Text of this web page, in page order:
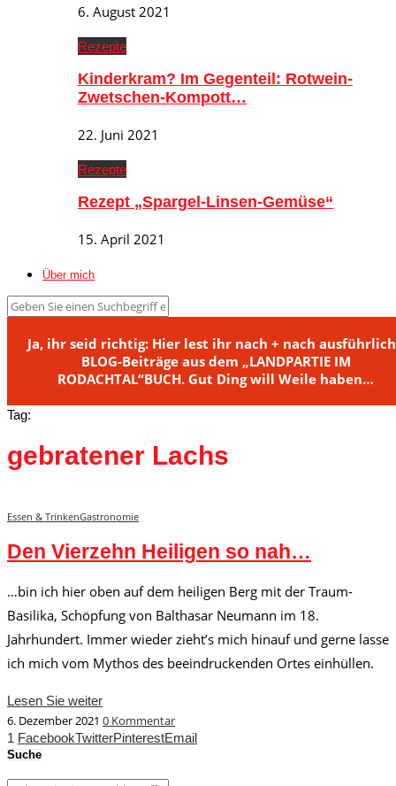
6. August 2021
Rezepte
Kinderkram? Im Gegenteil: Rotwein-
Zwetschen-Kompott…
22. Juni 2021
Rezepte
Rezept „Spargel-Linsen-Gemüse“
15. April 2021
Über mich
Ja, ihr seid richtig: Hier lest ihr nach + nach
BLOG-Beiträge aus dem „LANDPARTIE IM
RODACHTAL“BUCH. Gut Ding will Weile haben…
Tag:
gebratener Lachs
Essen & TrinkenGastronomie
Den Vierzehn Heiligen so nah…
…bin ich hier oben auf dem heiligen Berg mit der Traum-
Basilika, Schöpfung von Balthasar Neumann im 18.
Jahrhundert. Immer wieder zieht’s mich hinauf und gerne lasse
ich mich vom Mythos des beeindruckenden Ortes einhüllen.
Lesen Sie weiter
6. Dezember 2021 0 Kommentar
1 FacebookTwitterPinterestEmail
Suche